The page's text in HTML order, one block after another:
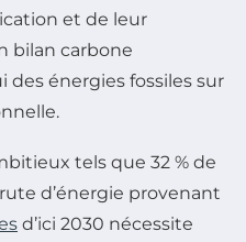
et de leur
bilan carbone
énergies fossiles sur
tels que 32 % de
d’énergie provenant
d’ici 2030 nécessite